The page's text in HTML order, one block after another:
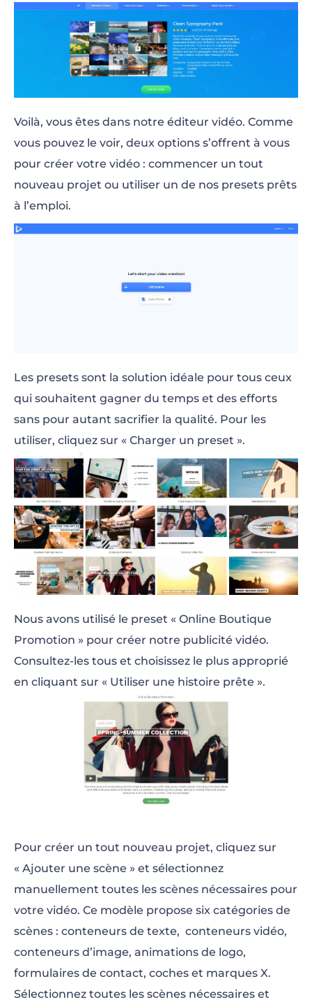
Voilà, vous êtes dans notre éditeur vidéo. Comme
vous pouvez le voir, deux options s’offrent à vous
pour créer votre vidéo : commencer un tout
nouveau projet ou utiliser un de nos presets prêts
à l’emploi.
Les presets sont la solution idéale pour tous ceux
qui souhaitent gagner du temps et des efforts
sans pour autant sacrifier la qualité. Pour les
utiliser, cliquez sur « Charger un preset ».
Nous avons utilisé le preset « Online Boutique
Promotion » pour créer notre publicité vidéo.
Consultez-les tous et choisissez le plus approprié
en cliquant sur « Utiliser une histoire prête ».
Pour créer un tout nouveau projet, cliquez sur
« Ajouter une scène » et sélectionnez
manuellement toutes les scènes nécessaires pour
votre vidéo. Ce modèle propose six catégories de
scènes : conteneurs de texte, conteneurs vidéo,
conteneurs d’image, animations de logo,
formulaires de contact, coches et marques X.
Sélectionnez toutes les scènes nécessaires et